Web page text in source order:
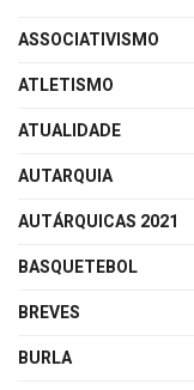
ASSOCIATIVISMO
ATLETISMO
ATUALIDADE
AUTARQUIA
AUTÁRQUICAS 2021
BASQUETEBOL
BREVES
BURLA